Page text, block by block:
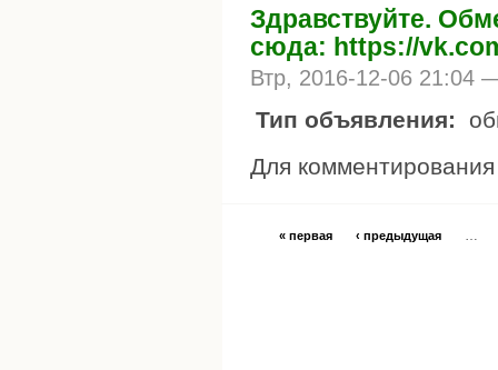
Здравствуйте.
сюда: https://
Втр, 2016-12-06 21:04
Тип объявления:
Для
« первая ‹ предыдущая